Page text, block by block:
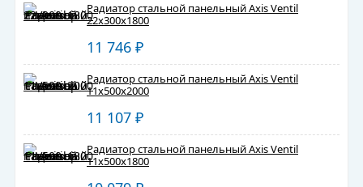
Радиатор стальной панельный Axis Ventil
22х300х1800
11 746 ₽
Радиатор стальной панельный Axis Ventil
11х500х2000
11 107 ₽
Радиатор стальной панельный Axis Ventil
11х500х1800